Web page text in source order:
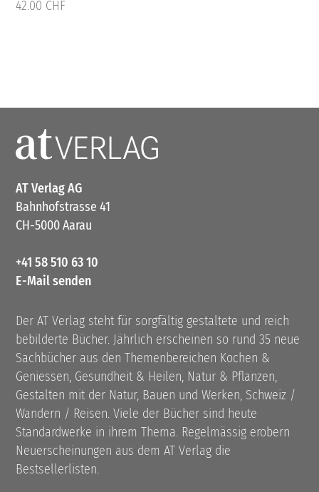
42.00 CHF
AT Verlag AG
Bahnhofstrasse 41
CH-5000 Aarau
+41 58 510 63 10
E-Mail senden
Der AT Verlag steht für sorgfältig gestaltete und reich
bebilderte Bücher. Jährlich erscheinen so rund 35 neue
Sachbücher aus den Themenbereichen Kochen &
Geniessen, Gesundheit & Heilen, Natur & Pflanzen,
Gestalten mit der Natur, Bauen und Werken, Schweiz /
Wandern / Reisen. Viele der Bücher sind heute
Standardwerke in ihrem Thema. Regelmässig erobern
Neuerscheinungen aus dem AT Verlag die
Bestsellerlisten.